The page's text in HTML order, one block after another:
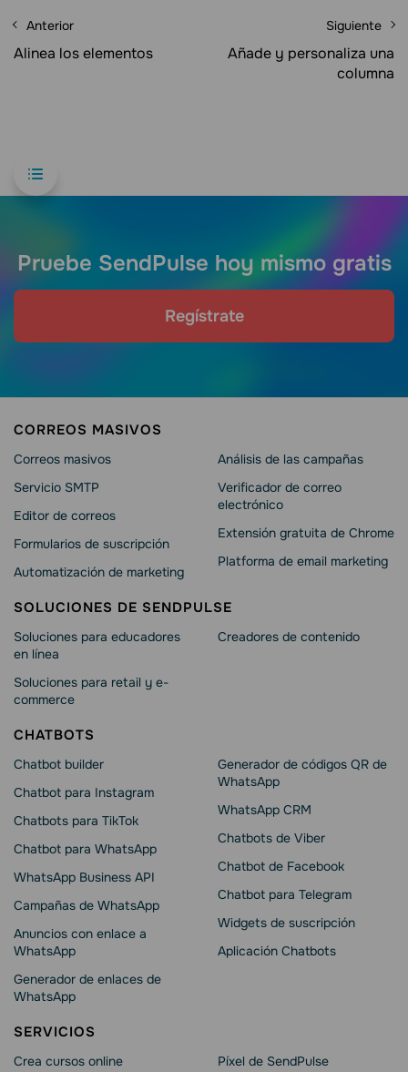
Anterior
Alinea los elementos
Siguiente
Añade y personaliza una
columna
Pruebe SendPulse hoy mismo gratis
Regístrate
CORREOS MASIVOS
Correos masivos
Servicio SMTP
Editor de correos
Formularios de suscripción
Automatización de marketing
Análisis de las campañas
Verificador de correo
electrónico
Extensión gratuita de Chrome
Platforma de email marketing
SOLUCIONES DE SENDPULSE
Soluciones para educadores
en línea
Soluciones para retail y e-
commerce
Creadores de contenido
CHATBOTS
Chatbot builder
Chatbot para Instagram
Chatbots para TikTok
Chatbot para WhatsApp
WhatsApp Business API
Campañas de WhatsApp
Anuncios con enlace a
WhatsApp
Generador de enlaces de
WhatsApp
Generador de códigos QR de
WhatsApp
WhatsApp CRM
Chatbots de Viber
Chatbot de Facebook
Chatbot para Telegram
Widgets de suscripción
Aplicación Chatbots
SERVICIOS
Crea cursos online
Píxel de SendPulse